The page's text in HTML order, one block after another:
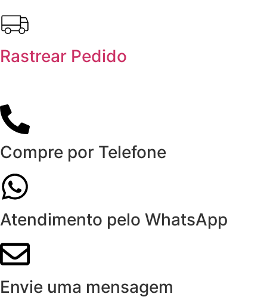
Rastrear Pedido
Compre por Telefone
Atendimento pelo WhatsApp
Envie uma mensagem